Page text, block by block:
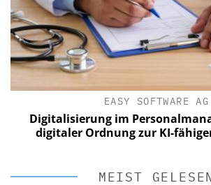
EASY SOFTWARE AG
Digitalisierung im
digitaler Ordnung zur KI-
MEIST